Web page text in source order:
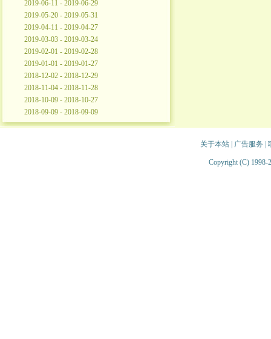
2019-06-11 - 2019-06-29
2019-05-20 - 2019-05-31
2019-04-11 - 2019-04-27
2019-03-03 - 2019-03-24
2019-02-01 - 2019-02-28
2019-01-01 - 2019-01-27
2018-12-02 - 2018-12-29
2018-11-04 - 2018-11-28
2018-10-09 - 2018-10-27
2018-09-09 - 2018-09-09
关于本站| 广告服务
Copyright (C) 1998-